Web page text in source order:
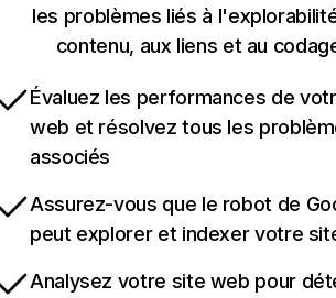
les problèmes liés à
contenu, aux liens et au
Évaluez les performances de
web et résolvez tous les
associés
Assurez-vous que le robot de
peut explorer et indexer votre
Analysez votre site web pour